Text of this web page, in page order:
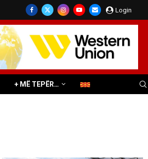
Login
+ MË TEPËR…